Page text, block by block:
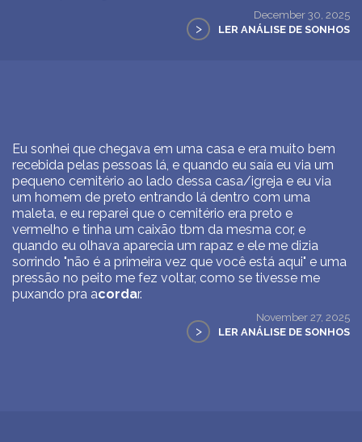
December 30, 2025
> LER ANÁLISE DE SONHOS
Eu sonhei que chegava em uma casa e era muito bem
recebida pelas pessoas lá, e quando eu saía eu via um
pequeno cemitério ao lado dessa casa/igreja e eu via
um homem de preto entrando lá dentro com uma
maleta, e eu reparei que o cemitério era preto e
vermelho e tinha um caixão tbm da mesma cor, e
quando eu olhava aparecia um rapaz e ele me dizia
sorrindo "não é a primeira vez que você está aqui" e uma
pressão no peito me fez voltar, como se tivesse me
puxando pra acordar.
November 27, 2025
> LER ANÁLISE DE SONHOS